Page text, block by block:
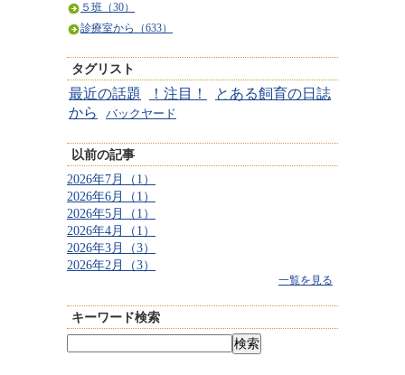
５班（30）
診療室から（633）
タグリスト
最近の話題 ！注目！
とある飼育の日誌
から
バックヤード
以前の記事
2026年7月（1）
2026年6月（1）
2026年5月（1）
2026年4月（1）
2026年3月（3）
2026年2月（3）
一覧を見る
キーワード検索